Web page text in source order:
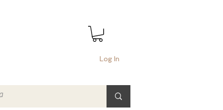
Log In